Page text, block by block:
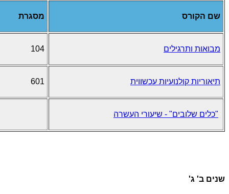
שם הקורס מסגרת
מבואות ותרגילים 104
תיאוריות קולנועיות עכשווית 601
"כלים שלובים" - שיעורי העשרה
שנים ב' ג'